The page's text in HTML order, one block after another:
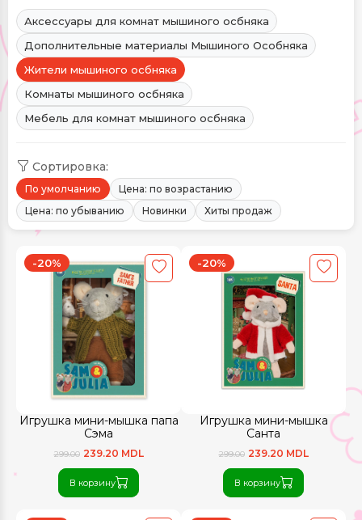
Аксессуары для комнат мышиного осбняка
Дополнительные материалы Мышиного Особняка
Жители мышиного осбняка
Комнаты мышиного осбняка
Мебель для комнат мышиного осбняка
Сортировка:
По умолчанию
Цена: по возрастанию
Цена: по убыванию
Новинки Хиты продаж
Игрушка мини-мышка папа
Сэма
-20%
299.00 239.20 MDL
В корзину
Игрушка мини-мышка
Санта
-20%
299.00 239.20 MDL
В корзину